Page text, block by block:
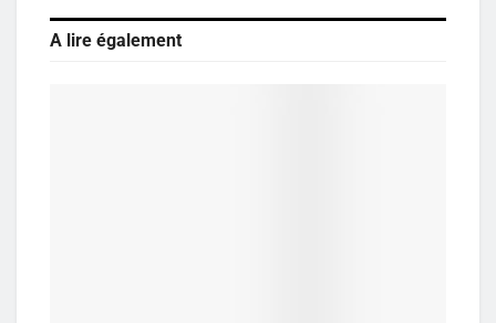
A lire également